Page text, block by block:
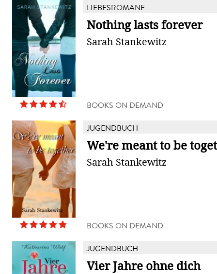
LIEBESROMANE
Nothing lasts forever
Sarah Stankewitz
BOOKS ON DEMAND
JUGENDBUCH
We're meant to be
Sarah Stankewitz
BOOKS ON DEMAND
JUGENDBUCH
Vier Jahre ohne dich